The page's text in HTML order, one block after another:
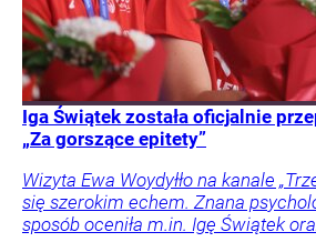
Iga Świątek została oficjalnie
„Za gorszące epitety”
Wizyta Ewa Woydyłło na kanale
się szerokim echem. Znana
sposób oceniła m.in. Igę Świątek